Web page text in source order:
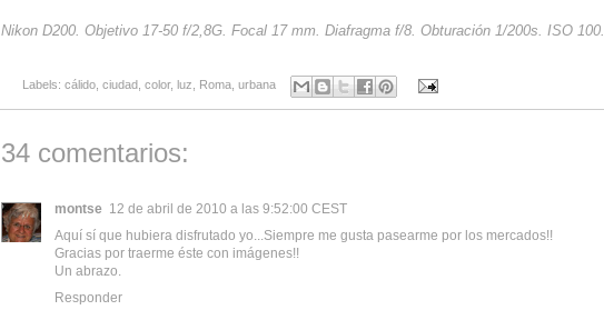
Nikon D200. Objetivo 17-50 f/2,8G. Focal 17 mm. Diafragma f/8. Obturación 1/200s. ISO 100.
Labels: cálido, ciudad color, luz Roma, urbana
34 comentarios:
montse 12 de abril de 2010 a las 9:52:00 CEST
Aquí sí que hubiera disfrutado yo...Siempre me gusta pasearme por los mercados!!
Gracias por traerme éste con imágenes!!
Un abrazo.
Responder